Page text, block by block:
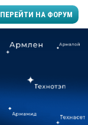
ПЕРЕЙТИ НА ФОРУМ
пластмасс
ситуацией на